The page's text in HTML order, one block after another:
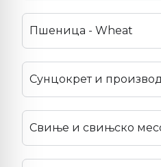
Пшеница - Wheat
Сунцокрет и
Свиње и свињско